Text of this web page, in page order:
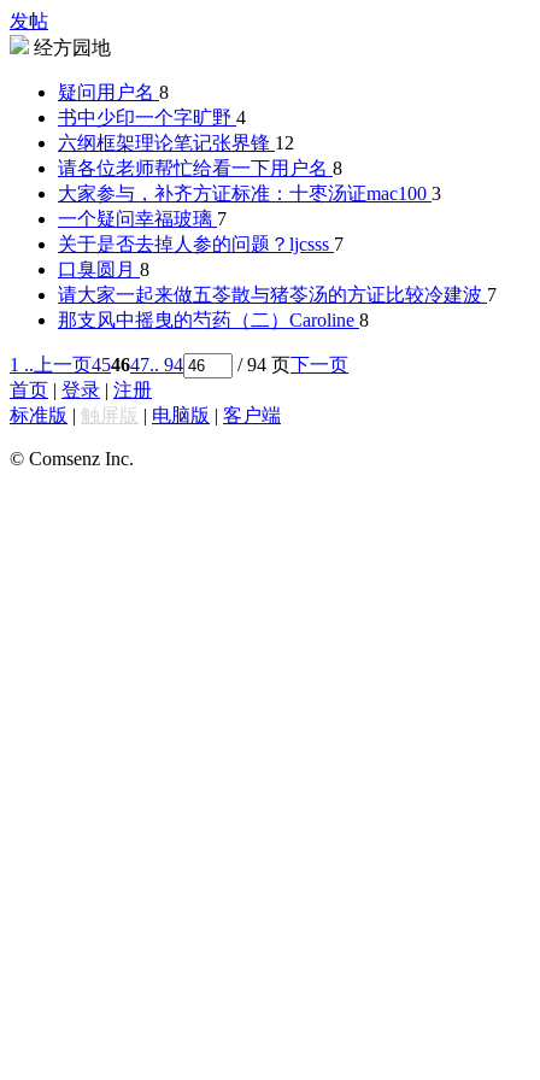
发帖
经方园地
疑问 用户名 8
书中少印一个字旷野 4
六纲框架理论笔记张界锋 12
请各位老师帮忙给看一下用户名 8
大家参与，补齐方证标准：十枣汤证mac100 3
一个疑问幸福玻璃 7
关于是否去掉人参的问题？ ljcsss 7
口臭圆月 8
请大家一起来做五苓散与猪苓汤的方证比较冷建波 7
那支风中摇曳的芍药（二） Caroline 8
1 .. 上一页454647.. 94 / 94 页下一页
首页 | 登录 | 注册
标准版 | 触屏版 | 电脑版 | 客户端
© Comsenz Inc.